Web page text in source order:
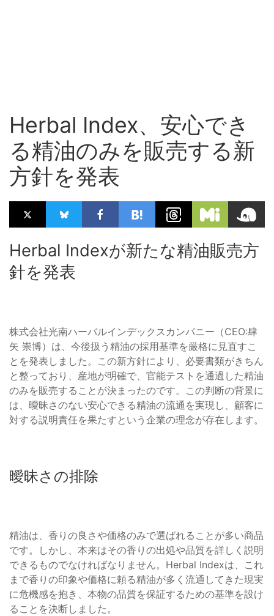
Herbal Index、安心でき
る精油のみを販売する新
方針を発表
Herbal Indexが新たな精油販売方
針を発表
株式会社光南ハーバルインデックスカンパニー（CEO:肆
矢 崇博）は、今後扱う精油の採用基準を厳格に見直すこ
とを発表しました。この新方針により、必要書類がきちん
と整っており、産地が明確で、官能テストを通過した精油
のみを販売することが決まったのです。この判断の背景に
は、曖昧さのない安心できる精油の流通を実現し、顧客に
対する説明責任を果たすという企業の理念が存在します。
曖昧さの排除
精油は、香りの良さや価格のみで選ばれることが多い商品
です。しかし、本来はその香りの出処や品質を詳しく説明
できるものでなければなりません。Herbal Indexは、これ
まで香りの印象や価格に頼る精油が多く流通してきた現実
に危機感を抱き、本物の品質を保証するための基準を設け
ることを決断しました。